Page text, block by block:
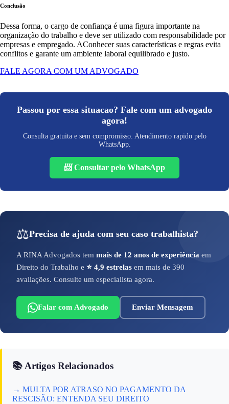
Conclusão
Dessa forma, o cargo de confiança é uma figura importante na
organização do trabalho e deve ser utilizado com responsabilidade por
empresas e empregado. AConhecer suas características e regras evita
conflitos e garante um ambiente laboral equilibrado e justo.
FALE AGORA COM UM ADVOGADO
Passou por essa situacao? Fale com um advogado
agora!
Consulta gratuita e sem compromisso. Atendimento rapido pelo
WhatsApp.
📨 Consultar pelo WhatsApp
⚖️Precisa de ajuda com seu caso trabalhista?
A RINA Advogados tem mais de 12 anos de experiência em
Direito do Trabalho e ⭐ 4,9 estrelas em mais de 390
avaliações. Consulte um especialista agora.
Falar com Advogado Enviar Mensagem
📚 Artigos Relacionados
→ MULTA POR ATRASO NO PAGAMENTO DA
RESCISÃO: ENTENDA SEU DIREITO